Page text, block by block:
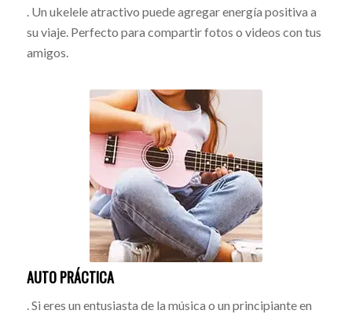
. Un ukelele atractivo puede agregar energía positiva a
su viaje. Perfecto para compartir fotos o videos con tus
amigos.
AUTO PRÁCTICA
. Si eres un entusiasta de la música o un principiante en